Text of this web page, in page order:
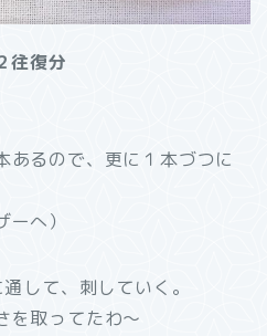
往復分
あるので、更に１本づつに
ーへ）
して、刺していく。
を取ってたわ～